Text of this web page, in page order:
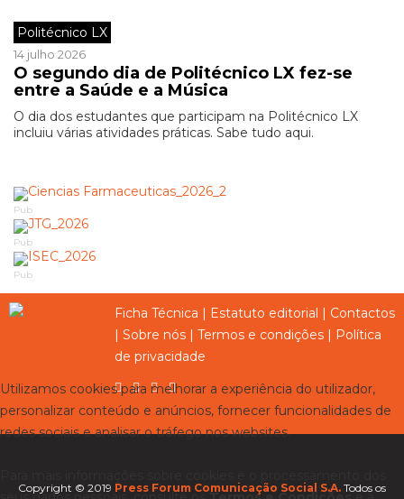
Politécnico LX
14 julho 2026
O segundo dia de Politécnico LX fez-se
entre a Saúde e a Música
O dia dos estudantes que participam na Politécnico LX
incluiu várias atividades práticas. Sabe tudo aqui.
Pub
Pub
Pub
Ficha Técnica | Estatuto editorial | Contactos
| Sobre nós | Termos e condições | Política
de privacidade
Copyright © 2019 Press Forum Comunicação Social S.A. Todos os
Utilizamos cookies para melhorar a experiência do utilizador,
personalizar conteúdo e anúncios, fornecer funcionalidades de
redes sociais e analisar o tráfego nos websites.